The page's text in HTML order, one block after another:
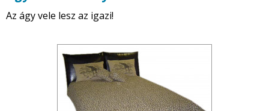
Az ágy vele lesz az igazi!